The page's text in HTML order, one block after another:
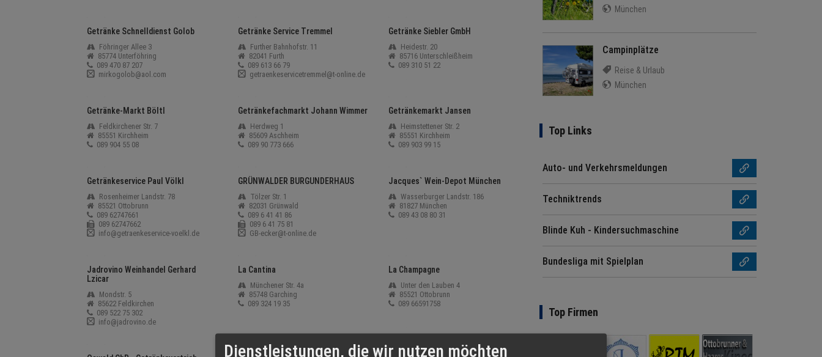
Getränke Schnelldienst Golob
Föhringer Allee 3
85774 Unterföhring
089 470 87 207
mirkogolob@aol.com
Getränke Service Tremmel
Further Bahnhofstr. 11
82041 Furth
089 613 66 79
getraenkeservicetremmel@t-online.de
Getränke Siebler GmbH
Heidestr. 20
85716 Unterschleißheim
089 310 51 22
Getränke-Markt Böltl
Feldkirchener Str. 7
85551 Kirchheim
089 904 55 08
Getränkefachmarkt Johann Wimmer
Herdweg 1
85609 Aschheim
089 90 773 666
Getränkemarkt Jansen
Heimstettener Str. 2
85551 Kirchheim
089 903 99 15
Getränkeservice Paul Völkl
Rosenheimer Landstr. 78
85521 Ottobrunn
089 62747661
089 62747662
info@getraenkeservice-voelkl.de
GRÜNWALDER BURGUNDERHAUS
Tölzer Str. 1
82031 Grünwald
089 6 41 41 86
089 6 41 75 81
GB-ecker@t-online.de
Jacques` Wein-Depot München
Wasserburger Landstr. 186
81827 München
089 43 08 80 31
Jadrovino Weinhandel Gerhard
Lzicar
Mondstr. 5
85622 Feldkirchen
089 522 75 302
info@jadrovino.de
La Cantina
Münchener Str. 4a
85748 Garching
089 324 19 35
La Champagne
Unter den Lauben 4
85521 Ottobrunn
089 66591758
München
Campinplätze
Reise & Urlaub
München
Top Links
Auto- und Verkehrsmeldungen
Techniktrends
Blinde Kuh - Kindersuchmaschine
Bundesliga mit Spielplan
Top Firmen
Dienstleistungen, die wir nutzen möchten